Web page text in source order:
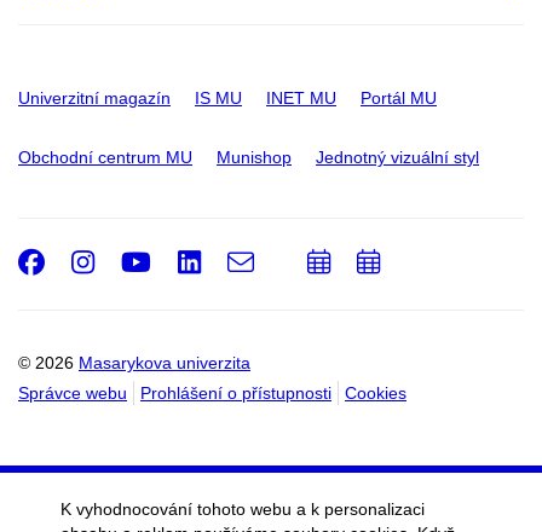
Univerzitní magazín IS MU INET MU Portál MU
Obchodní centrum MU Munishop Jednotný vizuální styl
© 2026 Masarykova univerzita
Správce webu
Prohlášení o přístupnosti Cookies
Facebook
Instagram
Youtube
LinkedIn
e-
Email
PřidatPřidat
K vyhodnocování tohoto webu a k personalizaci